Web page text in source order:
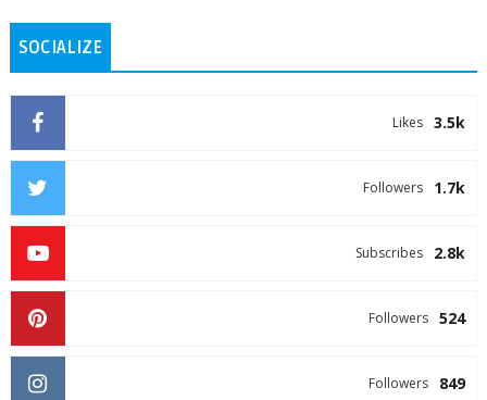
SOCIALIZE
3.5k
Likes
1.7k
Followers
2.8k
Subscribes
524
Followers
849
Followers